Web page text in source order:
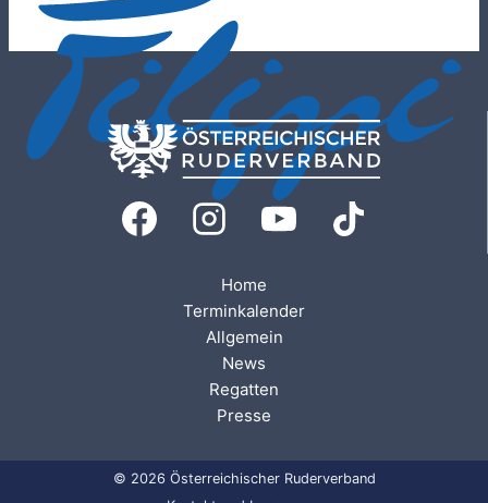
Home
Terminkalender
Allgemein
News
Regatten
Presse
© 2026 Österreichischer Ruderverband